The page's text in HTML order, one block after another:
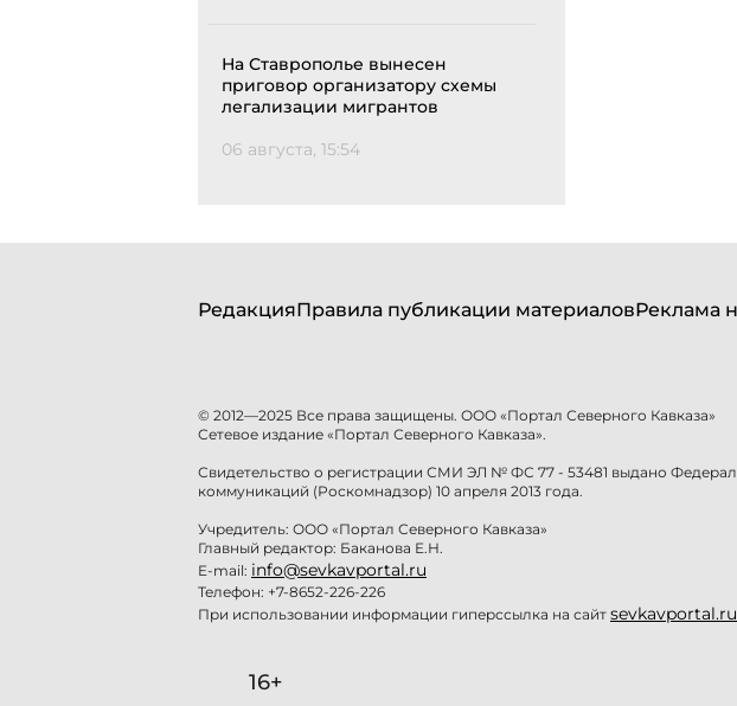
На Ставрополье вынесен
приговор организатору схемы
легализации мигрантов
06 августа, 15:54
РедакцияПравила публикации материаловРеклама
© 2012—2025 Все права защищены. ООО «Портал Северного Кавказа»
Сетевое издание «Портал Северного Кавказа».
Свидетельство о регистрации СМИ ЭЛ № ФС 77 - 53481 выдано
коммуникаций (Роскомнадзор) 10 апреля 2013 года.
Учредитель: ООО «Портал Северного Кавказа»
Главный редактор: Баканова Е.Н.
E-mail: info@sevkavportal.ru
Телефон: +7-8652-226-226
При использовании информации гиперссылка на сайт sevkavportal.ru
16+